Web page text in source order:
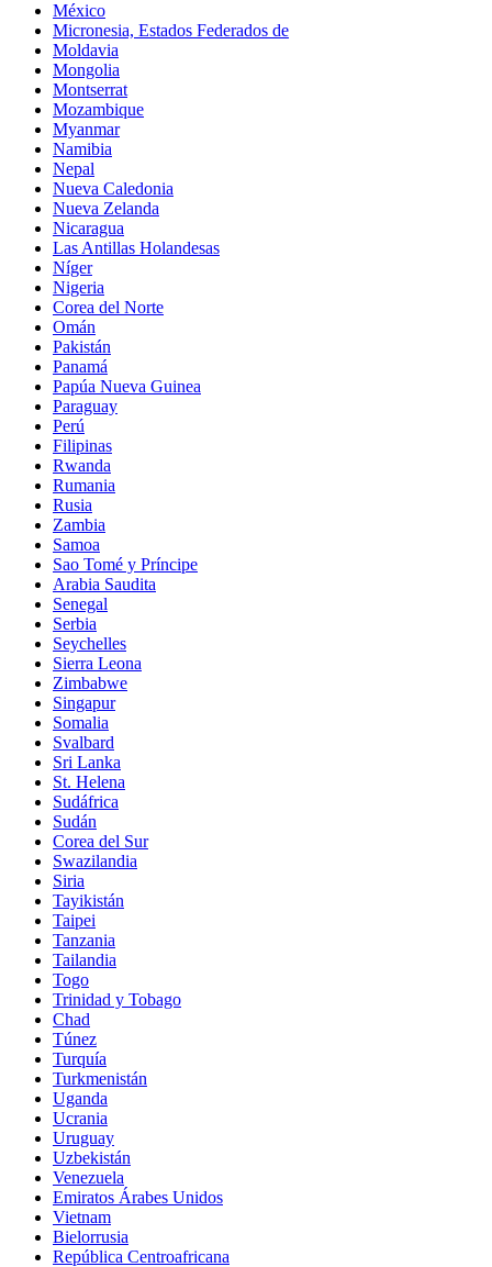
México
Micronesia, Estados Federados de
Moldavia
Mongolia
Montserrat
Mozambique
Myanmar
Namibia
Nepal
Nueva Caledonia
Nueva Zelanda
Nicaragua
Las Antillas Holandesas
Níger
Nigeria
Corea del Norte
Omán
Pakistán
Panamá
Papúa Nueva Guinea
Paraguay
Perú
Filipinas
Rwanda
Rumania
Rusia
Zambia
Samoa
Sao Tomé y Príncipe
Arabia Saudita
Senegal
Serbia
Seychelles
Sierra Leona
Zimbabwe
Singapur
Somalia
Svalbard
Sri Lanka
St. Helena
Sudáfrica
Sudán
Corea del Sur
Swazilandia
Siria
Tayikistán
Taipei
Tanzania
Tailandia
Togo
Trinidad y Tobago
Chad
Túnez
Turquía
Turkmenistán
Uganda
Ucrania
Uruguay
Uzbekistán
Venezuela
Emiratos Árabes Unidos
Vietnam
Bielorrusia
República Centroafricana